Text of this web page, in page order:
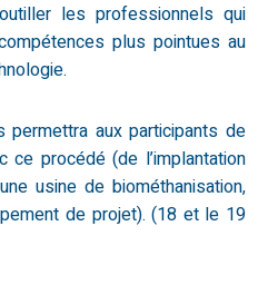
les professionnels qui
plus pointues au
aux participants de
procédé (de l’implantation
usine de biométhanisation,
de projet). (18 et le 19